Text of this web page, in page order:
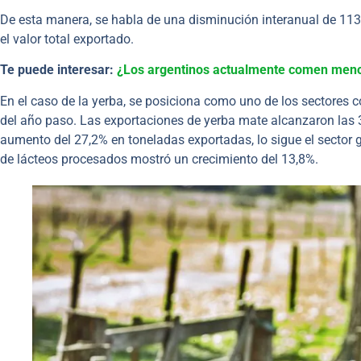
De esta manera, se habla de una disminución interanual de
el valor total exportado.
Te puede interesar: ¿Los argentinos actualmente comen
En el caso de la yerba, se posiciona como uno de los
del año paso. Las exportaciones de yerba mate alcanzaron
aumento del 27,2% en toneladas exportadas, lo sigue el
de lácteos procesados mostró un crecimiento del 13,8%.